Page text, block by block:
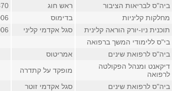
ביה"ס לבריאות הציבור ראש חוג
מחלקות קליניות בדימוס
תוכנית ניו-יורק הוראה קלינית סגל אקדמי קליני
בי"ס ללימודי המשך ברפואה
ביה"ס לרפואת שינים אמריטוס
דיקאנט ומנהל הפקולטה
לרפואה
מופקד על קתדרה
ביה"ס לרפואת שינים
סגל אקדמי זוטר